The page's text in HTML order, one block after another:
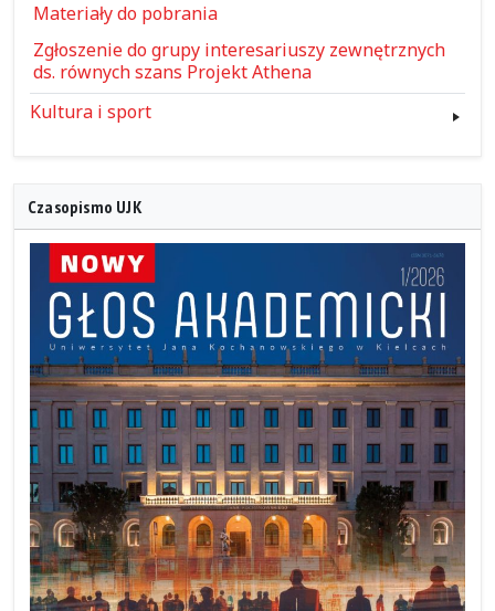
Materiały do pobrania
Zgłoszenie do grupy interesariuszy zewnętrznych
ds. równych szans Projekt Athena
Kultura i sport
Czasopismo UJK